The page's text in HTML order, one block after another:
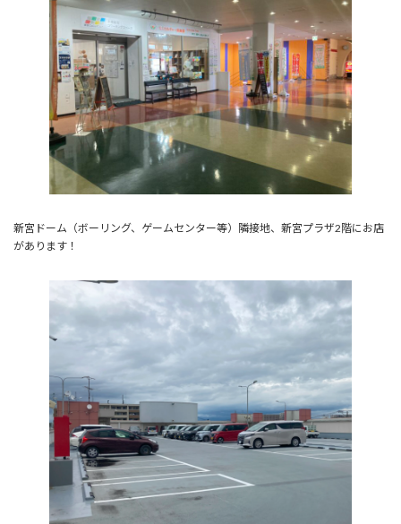
新宮ドーム（ボーリング、ゲームセンター等）隣接地、新宮プラザ2階にお店
があります！